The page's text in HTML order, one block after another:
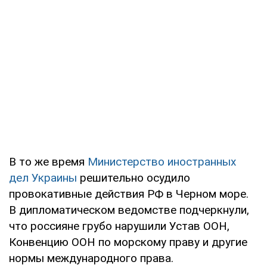
В то же время Министерство иностранных
дел Украины решительно осудило
провокативные действия РФ в Черном море.
В дипломатическом ведомстве подчеркнули,
что россияне грубо нарушили Устав ООН,
Конвенцию ООН по морскому праву и другие
нормы международного права.